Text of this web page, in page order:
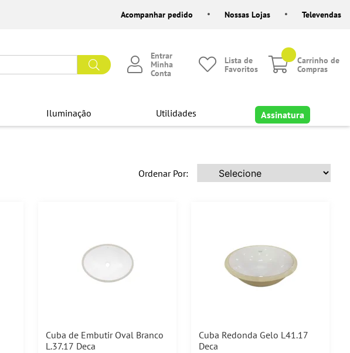
Acompanhar pedido Nossas Lojas Televendas
Entrar
Minha
Conta
Lista de
Favoritos
Carrinho de
Compras
Iluminação Utilidades Assinatura
Ordenar Por:
Cuba de Embutir Oval Branco
L.37.17 Deca
Cuba Redonda Gelo L41.17
Deca